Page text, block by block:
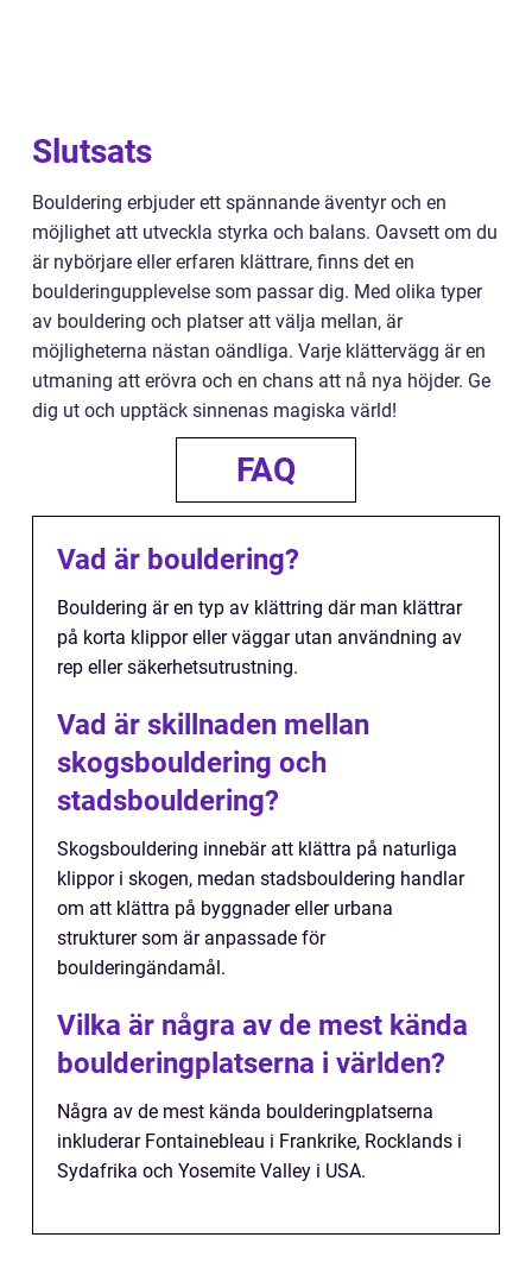
Slutsats
Bouldering erbjuder ett spännande äventyr och en
möjlighet att utveckla styrka och balans. Oavsett om du
är nybörjare eller erfaren klättrare, finns det en
boulderingupplevelse som passar dig. Med olika typer
av bouldering och platser att välja mellan, är
möjligheterna nästan oändliga. Varje klättervägg är en
utmaning att erövra och en chans att nå nya höjder. Ge
dig ut och upptäck sinnenas magiska värld!
FAQ
Vad är bouldering?
Bouldering är en typ av klättring där man klättrar
på korta klippor eller väggar utan användning av
rep eller säkerhetsutrustning.
Vad är skillnaden mellan
skogsbouldering och
stadsbouldering?
Skogsbouldering innebär att klättra på naturliga
klippor i skogen, medan stadsbouldering handlar
om att klättra på byggnader eller urbana
strukturer som är anpassade för
boulderingändamål.
Vilka är några av de mest kända
boulderingplatserna i världen?
Några av de mest kända boulderingplatserna
inkluderar Fontainebleau i Frankrike, Rocklands i
Sydafrika och Yosemite Valley i USA.